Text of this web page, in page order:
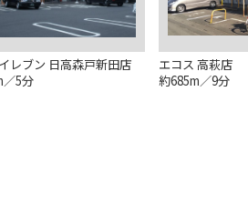
レブン 日高森戸新田店
／5分
エコス 高萩店
約685m／9分